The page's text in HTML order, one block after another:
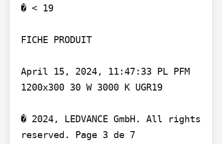
� < 19
FICHE PRODUIT
April 15, 2024, 11:47:33 PL PFM
1200x300 30 W 3000 K UGR19
� 2024, LEDVANCE GmbH. All rights
reserved. Page 3 de 7